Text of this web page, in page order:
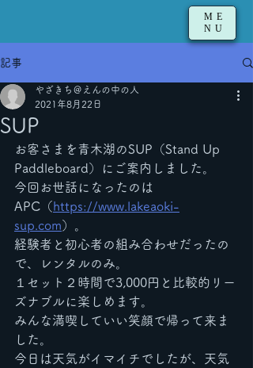
ME
NU
記事
SUP
やざきち＠えんの中の人
2021年8月22日
お客さまを青木湖のSUP（Stand Up
Paddleboard）にご案内しました。
今回お世話になったのは
APC（ https://www.lakeaoki-
sup.com）。
経験者と初心者の組み合わせだったの
で、レンタルのみ。
１セット２時間で3,000円と比較的リー
ズナブルに楽しめます。
みんな満喫していい笑顔で帰って来ま
した。
今日は天気がイマイチでしたが、天気